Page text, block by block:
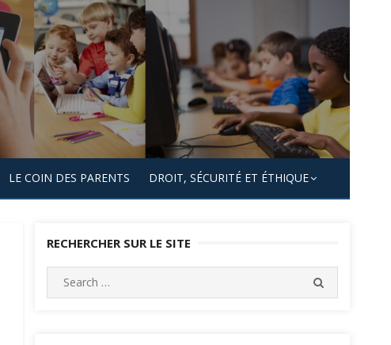
LE COIN DES PARENTS DROIT, SÉCURITÉ ET ÉTHIQUE
RECHERCHER SUR LE SITE
Search
for: